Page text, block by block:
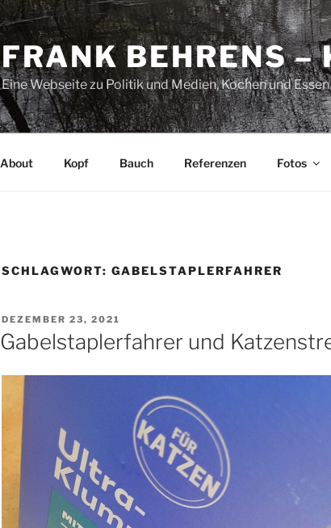
FRANK BEHRENS –
Eine Webseite zu Politik und Medien, Kochen und Essen
About Kopf Bauch Referenzen Fotos
SCHLAGWORT: GABELSTAPLERFAHRER
VERÖFFENTLICHT
AM
DEZEMBER 23, 2021
Gabelstaplerfahrer und